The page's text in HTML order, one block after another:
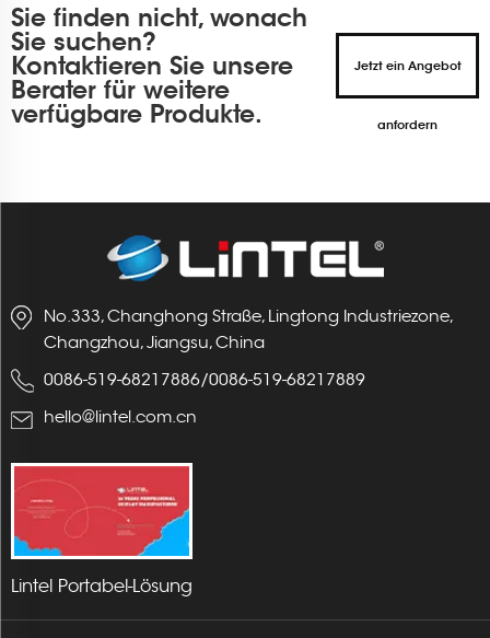
Sie finden nicht, wonach
Sie suchen?
Kontaktieren Sie unsere
Berater für weitere
verfügbare Produkte.
Jetzt ein Angebot
anfordern
No.333, Changhong Straße, Lingtong Industriezone,
Changzhou, Jiangsu, China
0086-519-68217886/0086-519-68217889
hello@lintel.com.cn
Lintel Portabel-Lösung